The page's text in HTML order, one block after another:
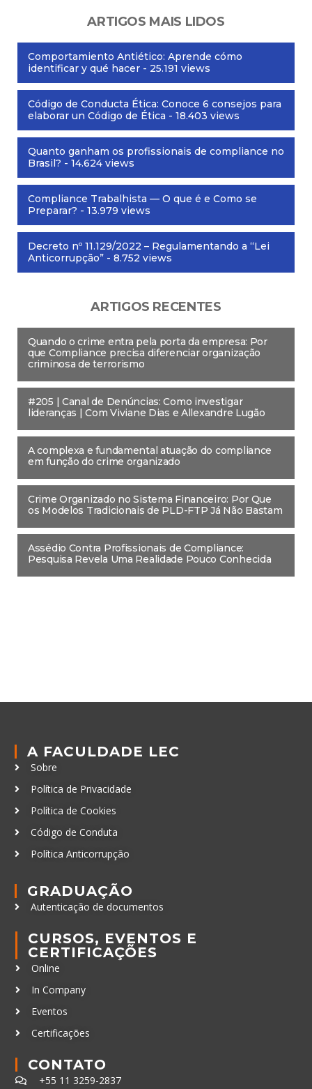
ARTIGOS MAIS LIDOS
Comportamiento Antiético: Aprende cómo
identificar y qué hacer - 25.191 views
Código de Conducta Ética: Conoce 6 consejos para
elaborar un Código de Ética - 18.403 views
Quanto ganham os profissionais de compliance no
Brasil? - 14.624 views
Compliance Trabalhista — O que é e Como se
Preparar? - 13.979 views
Decreto nº 11.129/2022 – Regulamentando a “Lei
Anticorrupção” - 8.752 views
ARTIGOS RECENTES
Quando o crime entra pela porta da empresa: Por
que Compliance precisa diferenciar organização
criminosa de terrorismo
#205 | Canal de Denúncias: Como investigar
lideranças | Com Viviane Dias e Allexandre Lugão
A complexa e fundamental atuação do compliance
em função do crime organizado
Crime Organizado no Sistema Financeiro: Por Que
os Modelos Tradicionais de PLD-FTP Já Não Bastam
Assédio Contra Profissionais de Compliance:
Pesquisa Revela Uma Realidade Pouco Conhecida
A FACULDADE LEC
Sobre
Política de Privacidade
Política de Cookies
Código de Conduta
Política Anticorrupção
GRADUAÇÃO
Autenticação de documentos
CURSOS, EVENTOS E
CERTIFICAÇÕES
Online
In Company
Eventos
Certificações
CONTATO
+55 11 3259-2837